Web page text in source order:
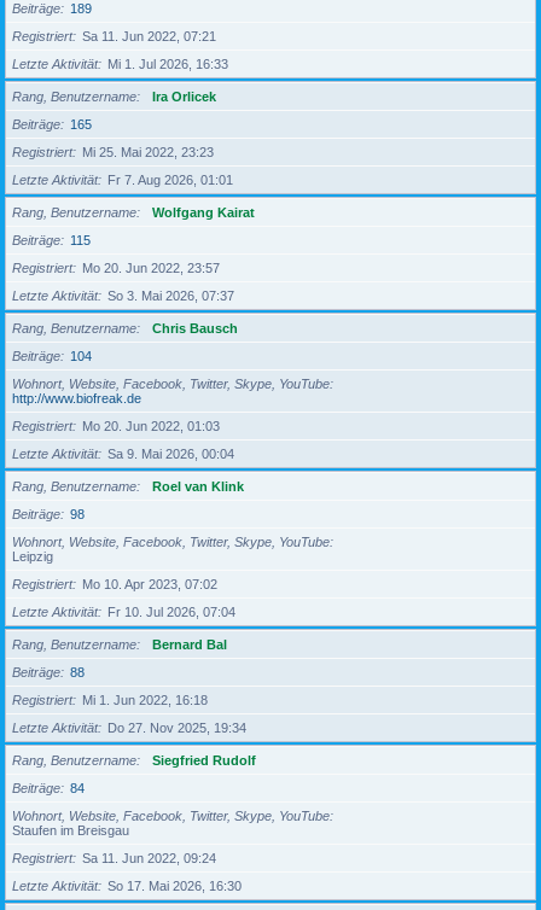
Beiträge
189
Registriert
Sa 11. Jun 2022, 07:21
Letzte Aktivität
Mi 1. Jul 2026, 16:33
Rang, Benutzername
Ira Orlicek
Beiträge
165
Registriert
Mi 25. Mai 2022, 23:23
Letzte Aktivität
Fr 7. Aug 2026, 01:01
Rang, Benutzername
Wolfgang Kairat
Beiträge
115
Registriert
Mo 20. Jun 2022, 23:57
Letzte Aktivität
So 3. Mai 2026, 07:37
Rang, Benutzername
Chris Bausch
Beiträge
104
Wohnort, Website, Facebook, Twitter, Skype, YouTube
http://www.biofreak.de
Registriert
Mo 20. Jun 2022, 01:03
Letzte Aktivität
Sa 9. Mai 2026, 00:04
Rang, Benutzername
Roel van Klink
Beiträge
98
Wohnort, Website, Facebook, Twitter, Skype, YouTube
Leipzig
Registriert
Mo 10. Apr 2023, 07:02
Letzte Aktivität
Fr 10. Jul 2026, 07:04
Rang, Benutzername
Bernard Bal
Beiträge
88
Registriert
Mi 1. Jun 2022, 16:18
Letzte Aktivität
Do 27. Nov 2025, 19:34
Rang, Benutzername
Siegfried Rudolf
Beiträge
84
Wohnort, Website, Facebook, Twitter, Skype, YouTube
Staufen im Breisgau
Registriert
Sa 11. Jun 2022, 09:24
Letzte Aktivität
So 17. Mai 2026, 16:30